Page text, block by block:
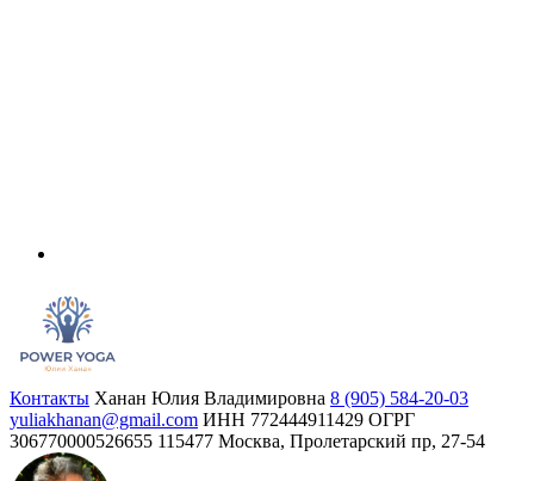
Контакты Ханан Юлия Владимировна 8 (905) 584-20-03
yuliakhanan@gmail.com ИНН 772444911429 ОГРГ
306770000526655 115477 Москва, Пролетарский пр, 27-54